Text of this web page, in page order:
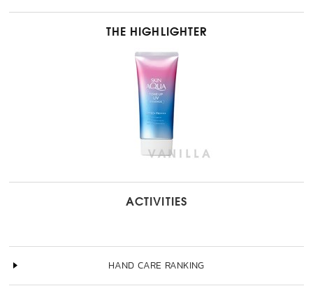
THE HIGHLIGHTER
ACTIVITIES
HAND CARE RANKING